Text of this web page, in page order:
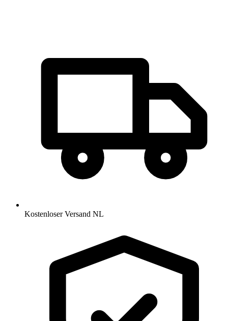
Kostenloser Versand NL